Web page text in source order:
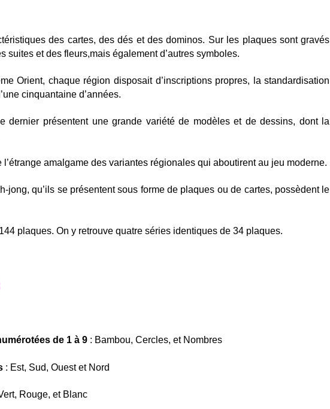
des cartes, des dés et des dominos. Sur les plaques sont gravés
suites et des fleurs,mais également d’autres symboles.
Orient, chaque région disposait d’inscriptions propres, la standardisation
cinquantaine d’années.
dernier présentent une grande variété de modèles et de dessins, dont la
l’étrange amalgame des variantes régionales qui aboutirent au jeu moderne.
jong, qu’ils se présentent sous forme de plaques ou de cartes, possèdent le
plaques. On y retrouve quatre séries identiques de 34 plaques.
de 1 à 9 : Bambou, Cercles, et Nombres
: Est, Sud, Ouest et Nord
Rouge, et Blanc